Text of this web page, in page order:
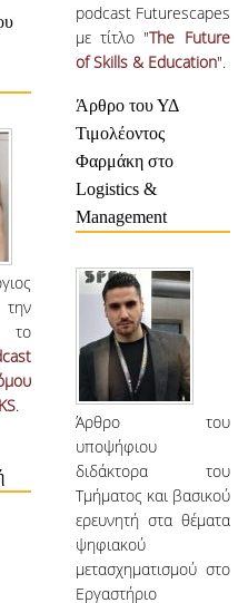
ΦΟΙΤΗΤΕΣ
ΚΑΙ ΣΕΜΙΝΑΡΙΑ
το
.
podcast Futurescapes
με τίτλο "The Future
of Skills & Education".
Άρθρo του ΥΔ
Τιμολέοντος
Φαρμάκη στο
Logistics &
Management
Άρθρο του
υποψήφιου
διδάκτορα του
Τμήματος και βασικού
ερευνητή στα θέματα
ψηφιακού
μετασχηματισμού στο
Εργαστήριο